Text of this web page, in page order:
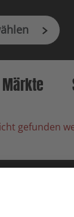
Märkte
gefunden